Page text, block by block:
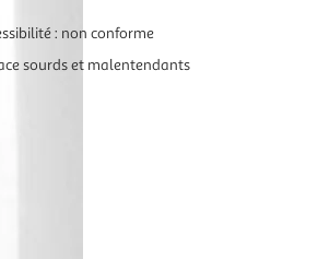
: non conforme
sourds et malentendants